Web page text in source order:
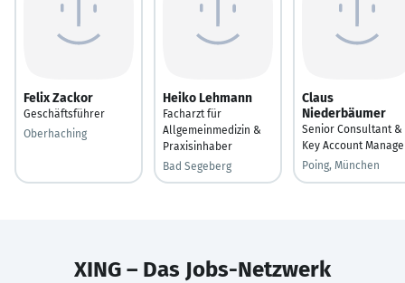
Felix Zackor
Geschäftsführer
Oberhaching
Heiko Lehmann
Facharzt für
Allgemeinmedizin &
Praxisinhaber
Bad Segeberg
Claus
Niederbäumer
Senior Consultant &
Key Account
Poing, München
XING – Das Jobs-Netzwerk